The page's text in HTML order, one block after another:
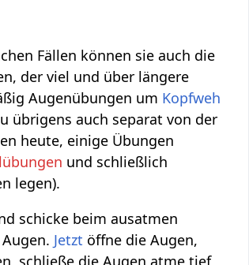
Fällen können sie auch die
der viel und über längere
Augenübungen um Kopfweh
übrigens auch separat von der
heute, einige Übungen
und schließlich
legen).
schicke beim ausatmen
Jetzt öffne die Augen,
schließe die Augen atme tief